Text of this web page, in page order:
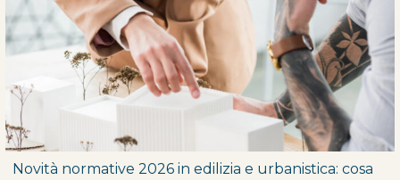
Novità normative 2026 in edilizia e urbanistica: cosa